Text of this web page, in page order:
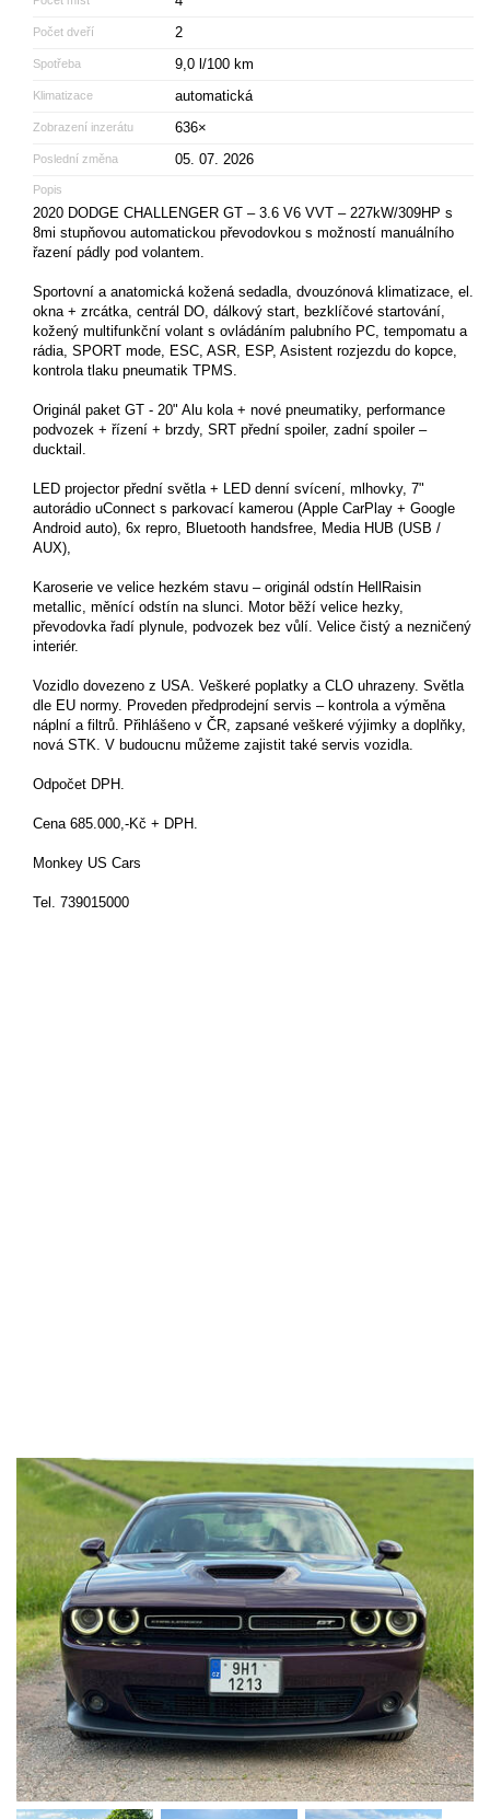
Počet dveří 2
Spotřeba 9,0 l/100 km
Klimatizace automatická
Zobrazení inzerátu 636×
Poslední změna 05. 07. 2026
Popis
2020 DODGE CHALLENGER GT – 3.6 V6 VVT – 227kW/309HP s
8mi stupňovou automatickou převodovkou s možností manuálního
řazení pádly pod volantem.
Sportovní a anatomická kožená sedadla, dvouzónová klimatizace, el.
okna + zrcátka, centrál DO, dálkový start, bezklíčové startování,
kožený multifunkční volant s ovládáním palubního PC, tempomatu a
rádia, SPORT mode, ESC, ASR, ESP, Asistent rozjezdu do kopce,
kontrola tlaku pneumatik TPMS.
Originál paket GT - 20" Alu kola + nové pneumatiky, performance
podvozek + řízení + brzdy, SRT přední spoiler, zadní spoiler –
ducktail.
LED projector přední světla + LED denní svícení, mlhovky, 7"
autorádio uConnect s parkovací kamerou (Apple CarPlay + Google
Android auto), 6x repro, Bluetooth handsfree, Media HUB (USB /
AUX),
Karoserie ve velice hezkém stavu – originál odstín HellRaisin
metallic, měnící odstín na slunci. Motor běží velice hezky,
převodovka řadí plynule, podvozek bez vůlí. Velice čistý a nezničený
interiér.
Vozidlo dovezeno z USA. Veškeré poplatky a CLO uhrazeny. Světla
dle EU normy. Proveden předprodejní servis – kontrola a výměna
náplní a filtrů. Přihlášeno v ČR, zapsané veškeré výjimky a doplňky,
nová STK. V budoucnu můžeme zajistit také servis vozidla.
Odpočet DPH.
Cena 685.000,-Kč + DPH.
Monkey US Cars
Tel. 739015000